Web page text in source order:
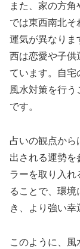
また、家の方
では東西南北そ
運気が異なりま
西は恋愛や子供
ています。自宅
風水対策を行
です。
占いの観点から
出される運勢を
ラーを取り入れ
ることで、環
き、より強い幸
このように、